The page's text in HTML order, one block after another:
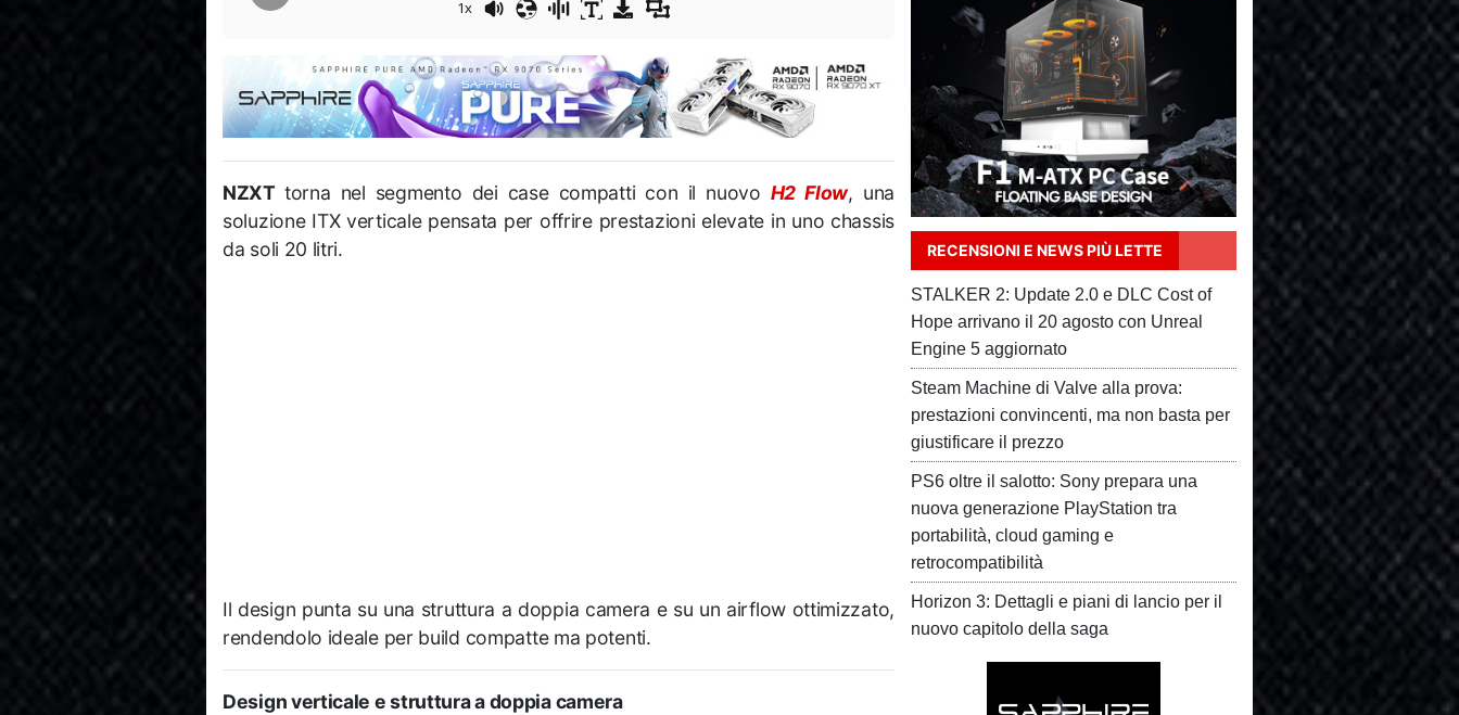
1x
NZXT torna nel segmento dei case compatti con il nuovo H2 Flow, una
soluzione ITX verticale pensata per offrire prestazioni elevate in uno chassis
da soli 20 litri.
Il design punta su una struttura a doppia camera e su un airflow ottimizzato,
rendendolo ideale per build compatte ma potenti.
Design verticale e struttura a doppia camera
RECENSIONI E NEWS PIÙ LETTE
STALKER 2: Update 2.0 e DLC Cost of
Hope arrivano il 20 agosto con Unreal
Engine 5 aggiornato
Steam Machine di Valve alla prova:
prestazioni convincenti, ma non basta per
giustificare il prezzo
PS6 oltre il salotto: Sony prepara una
nuova generazione PlayStation tra
portabilità, cloud gaming e
retrocompatibilità
Horizon 3: Dettagli e piani di lancio per il
nuovo capitolo della saga